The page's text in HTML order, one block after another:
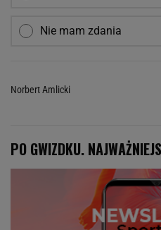
Nie mam zdania
Norbert Amlicki